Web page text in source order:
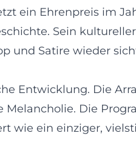
ein Ehrenpreis im
Sein
und Satire wieder
Entwicklung. Die
Die
wie ein einziger,